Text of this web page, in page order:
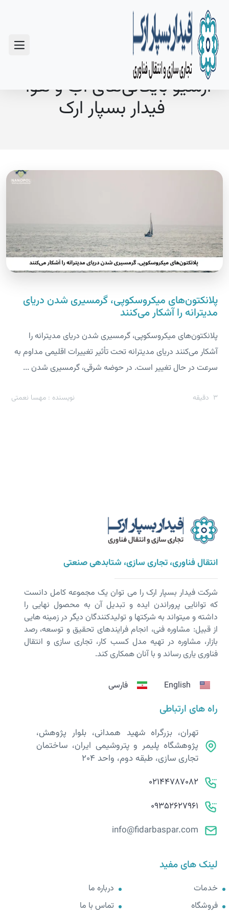
آرشیو بایگانی‌های آب و هوا -
فیدار بسپار ارک
پلانکتون‌های میکروسکوپی، گرمسیری شدن دریای
مدیترانه را آشکار می‌کنند
پلانکتون‌های میکروسکوپی، گرمسیری شدن دریای مدیترانه را
آشکار می‌کنند دریای مدیترانه تحت تأثیر تغییرات اقلیمی مداوم به
سرعت در حال تغییر است. در حوضه شرقی، گرمسیری شدن ...
3 دقیقه نویسنده : مهسا نعمتی
انتقال فناوری، تجاری سازی، شتابدهی صنعتی
شرکت فیدار بسپار ارک را می توان یک مجموعه کامل دانست
که توانایی پروراندن ایده و تبدیل آن به محصول نهایی را
داشته و می­تواند به شرکت­ها و تولیدکنندگان دیگر در زمینه هایی
از قبیل: مشاوره فنی، انجام فرایندهای تحقیق و توسعه، رصد
بازار، مشاوره در تهیه مدل کسب کار، تجاری سازی و انتقال
فناوری یاری رساند و با آنان همکاری کند.
English فارسی
راه های ارتباطی
تهران، بزرگراه شهید همدانی، بلوار پژوهش،
پژوهشگاه پلیمر و پتروشیمی ایران، ساختمان
تجاری سازی، طبقه دوم، واحد 204
02144787082
09352627961
info@fidarbaspar.com
لینک های مفید
خدمات
فروشگاه
درباره ما
تماس با ما